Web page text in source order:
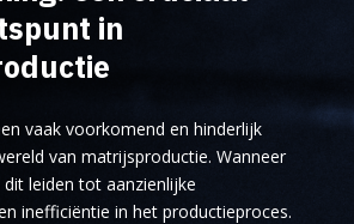
in
vaak voorkomend en hinderlijk
van matrijsproductie. Wanneer
leiden tot aanzienlijke
inefficiëntie in het productieproces.